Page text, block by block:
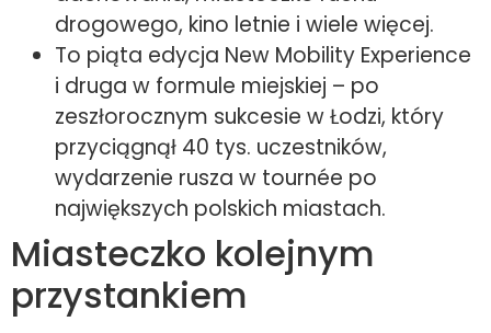
drogowego, kino letnie i wiele więcej.
To piąta edycja New Mobility Experience
i druga w formule miejskiej – po
zeszłorocznym sukcesie w Łodzi, który
przyciągnął 40 tys. uczestników,
wydarzenie rusza w tournée po
największych polskich miastach.
Miasteczko kolejnym
przystankiem